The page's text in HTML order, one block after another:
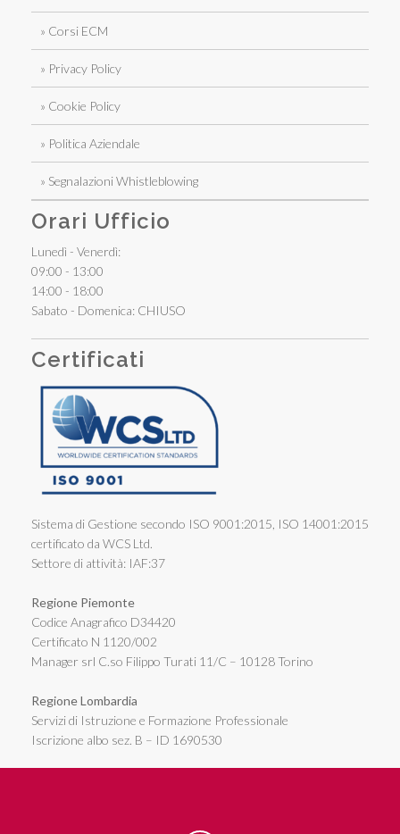
» Corsi ECM
» Privacy Policy
» Cookie Policy
» Politica Aziendale
» Segnalazioni Whistleblowing
Orari Ufficio
Lunedì - Venerdì:
09:00 - 13:00
14:00 - 18:00
Sabato - Domenica: CHIUSO
Certificati
Sistema di Gestione secondo ISO 9001:2015, ISO 14001:2015
certificato da WCS Ltd.
Settore di attività: IAF:37
Regione Piemonte
Codice Anagrafico D34420
Certificato N 1120/002
Manager srl C.so Filippo Turati 11/C – 10128 Torino
Regione Lombardia
Servizi di Istruzione e Formazione Professionale
Iscrizione albo sez. B – ID 1690530